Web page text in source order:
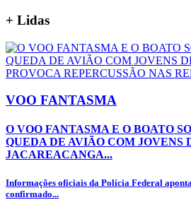
+ Lidas
VOO FANTASMA
O VOO FANTASMA E O BOATO
QUEDA DE AVIÃO COM JOVENS
JACAREACANGA...
Informações oficiais da Polícia Federal
confirmado...